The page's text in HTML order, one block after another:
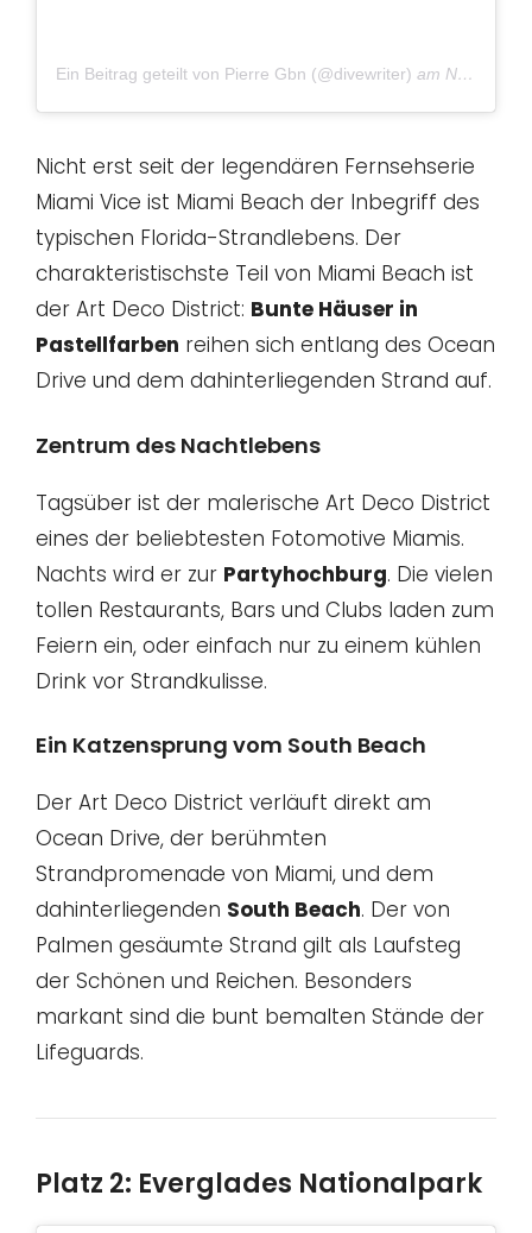
Ein Beitrag geteilt von Pierre Gbn (@divewriter) am Nov 18, 2018 um 11:15 PST
Nicht erst seit der legendären Fernsehserie
Miami Vice ist Miami Beach der Inbegriff des
typischen Florida-Strandlebens. Der
charakteristischste Teil von Miami Beach ist
der Art Deco District: Bunte Häuser in
Pastellfarben reihen sich entlang des Ocean
Drive und dem dahinterliegenden Strand auf.
Zentrum des Nachtlebens
Tagsüber ist der malerische Art Deco District
eines der beliebtesten Fotomotive Miamis.
Nachts wird er zur Partyhochburg. Die vielen
tollen Restaurants, Bars und Clubs laden zum
Feiern ein, oder einfach nur zu einem kühlen
Drink vor Strandkulisse.
Ein Katzensprung vom South Beach
Der Art Deco District verläuft direkt am
Ocean Drive, der berühmten
Strandpromenade von Miami, und dem
dahinterliegenden South Beach. Der von
Palmen gesäumte Strand gilt als Laufsteg
der Schönen und Reichen. Besonders
markant sind die bunt bemalten Stände der
Lifeguards.
Platz 2: Everglades Nationalpark